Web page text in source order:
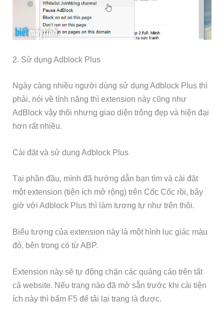
2. Sử dụng Adblock Plus
Ngày càng nhiều người dùng sử dụng Adblock Plus thì
phải, nói về tính năng thì extension này cũng như
AdBlock vậy thôi nhưng giao diện trông đẹp và hiện đại
hơn rất nhiều.
Cài đặt và sử dụng Adblock Plus
Tại phần đầu, mình đã hướng dẫn bạn tìm và cài đặt
một extension (tiện ích mở rộng) trên Cốc Cốc rồi, bây
giờ với Adblock Plus thì làm tương tự như trên thôi.
Biểu tượng của extension này là một hình lục giác màu
đỏ, bên trong có từ ABP.
Extension này sẽ tự động chặn các quảng cáo trên tất
cả website. Nếu trang nào đã mở sẵn trước khi cài tiện
ích này thì bấm F5 để tải lại trang là được.